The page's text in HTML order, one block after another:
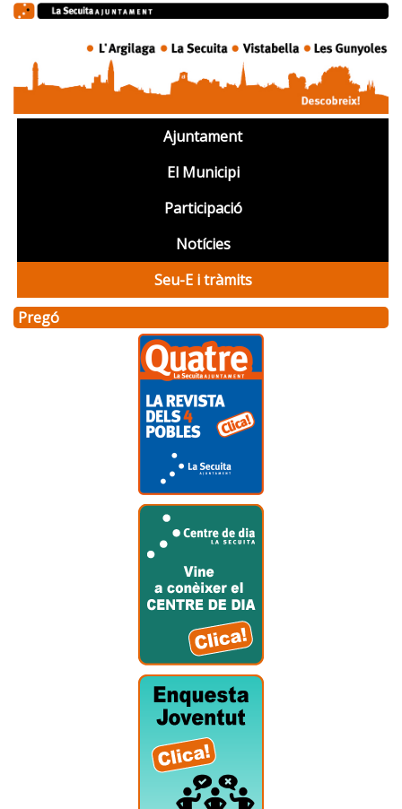
Ajuntament
El Municipi
Participació
Notícies
Seu-E i tràmits
Pregó